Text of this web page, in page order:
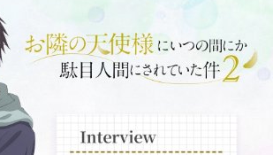
配信・Vtuber トレンド 無料マンガ